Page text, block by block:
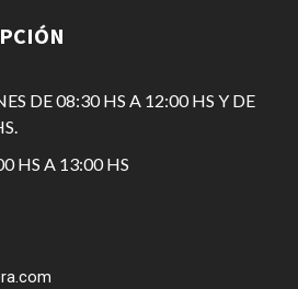
DE 08:30 HS A 12:00 HS Y DE
HS A 13:00 HS